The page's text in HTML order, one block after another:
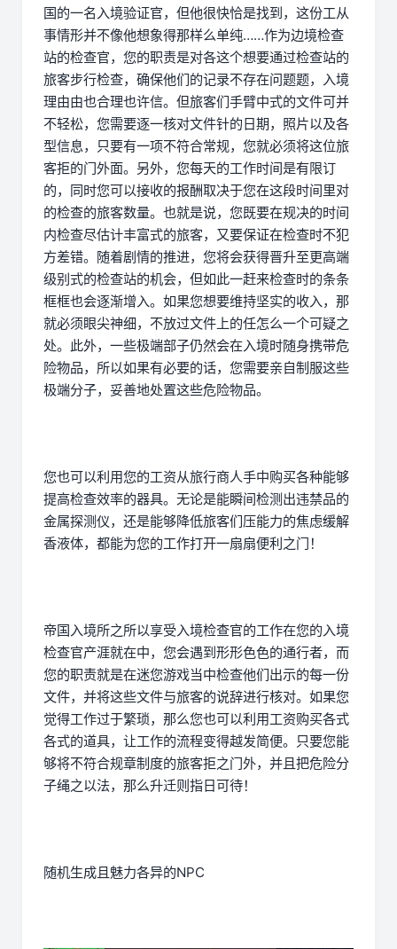
国的一名入境验证官，但他很快恰是找到，这份工从
事情形并不像他想象得那样么单纯……作为边境检查
站的检查官，您的职责是对各这个想要通过检查站的
旅客步行检查，确保他们的记录不存在问题题，入境
理由由也合理也许信。但旅客们手臂中式的文件可并
不轻松，您需要逐一核对文件针的日期，照片以及各
型信息，只要有一项不符合常规，您就必须将这位旅
客拒的门外面。另外，您每天的工作时间是有限订
的，同时您可以接收的报酬取决于您在这段时间里对
的检查的旅客数量。也就是说，您既要在规决的时间
内检查尽估计丰富式的旅客，又要保证在检查时不犯
方差错。随着剧情的推进，您将会获得晋升至更高端
级别式的检查站的机会，但如此一赶来检查时的条条
框框也会逐渐增入。如果您想要维持坚实的收入，那
就必须眼尖神细，不放过文件上的任怎么一个可疑之
处。此外，一些极端部子仍然会在入境时随身携带危
险物品，所以如果有必要的话，您需要亲自制服这些
极端分子，妥善地处置这些危险物品。
您也可以利用您的工资从旅行商人手中购买各种能够
提高检查效率的器具。无论是能瞬间检测出违禁品的
金属探测仪，还是能够降低旅客们压能力的焦虑缓解
香液体，都能为您的工作打开一扇扇便利之门！
帝国入境所之所以享受入境检查官的工作在您的入境
检查官产涯就在中，您会遇到形形色色的通行者，而
您的职责就是在迷您游戏当中检查他们出示的每一份
文件，并将这些文件与旅客的说辞进行核对。如果您
觉得工作过于繁琐，那么您也可以利用工资购买各式
各式的道具，让工作的流程变得越发简便。只要您能
够将不符合规章制度的旅客拒之门外，并且把危险分
子绳之以法，那么升迁则指日可待！
随机生成且魅力各异的NPC